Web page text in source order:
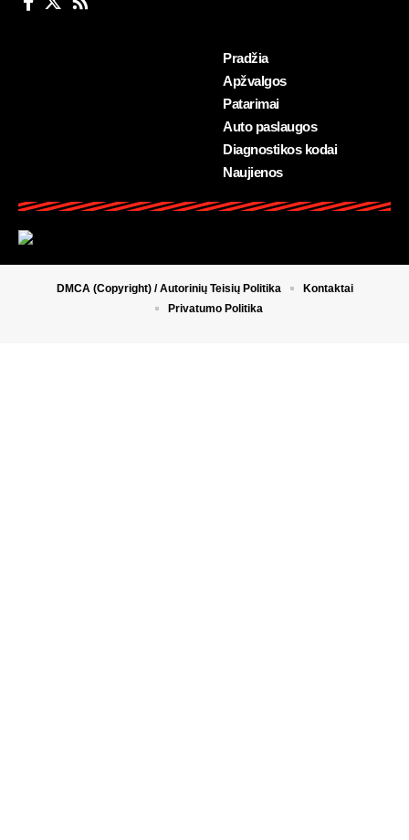
Pradžia
Apžvalgos
Patarimai
Auto paslaugos
Diagnostikos kodai
Naujienos
DMCA (Copyright) / Autorinių Teisių Politika
Kontaktai
Privatumo Politika